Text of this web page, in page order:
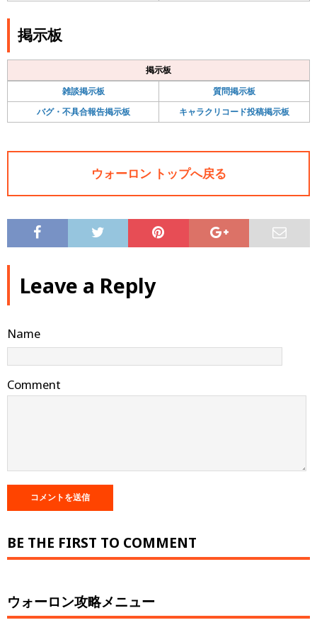
掲示板
掲示板
雑談掲示板
質問掲示板
バグ・不具合報告掲示板
キャラクリコード投稿掲示板
ウォーロン トップへ戻る
Leave a Reply
Name
Comment
BE THE FIRST TO COMMENT
ウォーロン攻略メニュー